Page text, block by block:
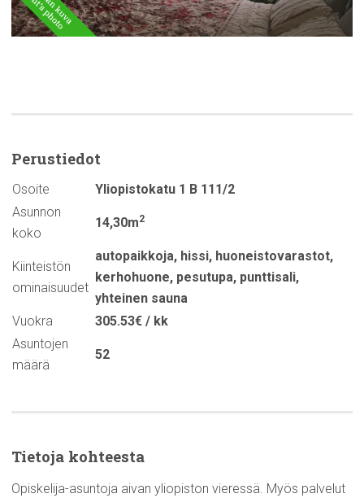
Perustiedot
Osoite
Yliopistokatu 1 B 111/2
Asunnon
koko
14,30m2
Kiinteistön
ominaisuudet
autopaikkoja, hissi, huoneistovarastot,
kerhohuone, pesutupa, punttisali,
yhteinen sauna
Vuokra
305.53€ / kk
Asuntojen
määrä
52
Tietoja kohteesta
Opiskelija-asuntoja aivan yliopiston vieressä. Myös palvelut